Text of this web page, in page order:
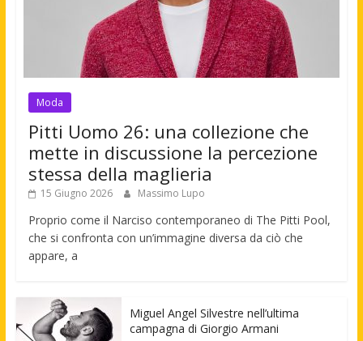
Moda
Pitti Uomo 26: una collezione che
mette in discussione la percezione
stessa della maglieria
15 Giugno 2026 Massimo Lupo
Proprio come il Narciso contemporaneo di The Pitti Pool,
che si confronta con un’immagine diversa da ciò che
appare, a
Miguel Angel Silvestre nell’ultima
campagna di Giorgio Armani